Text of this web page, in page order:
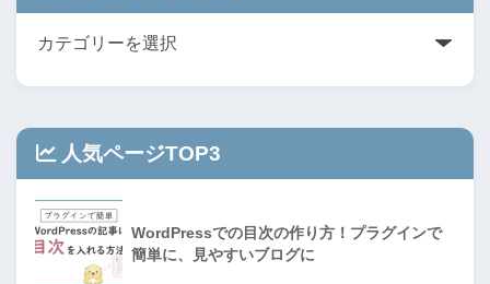
人気ページTOP3
WordPressでの目次の作り方！プラグインで
簡単に、見やすいブログに